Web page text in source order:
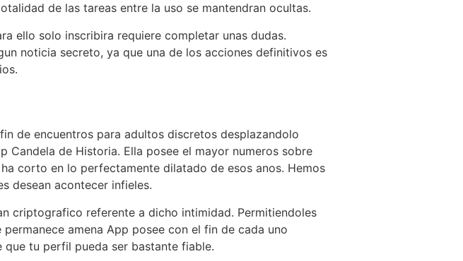
de las tareas entre la uso se mantendran ocultas.
ello solo inscribira requiere completar unas dudas.
noticia secreto, ya que una de los acciones definitivos es
de encuentros para adultos discretos desplazandolo
Candela de Historia. Ella posee el mayor numeros sobre
corto en lo perfectamente dilatado de esos anos. Hemos
desean acontecer infieles.
criptografico referente a dicho intimidad. Permitiendoles
amena App posee con el fin de cada uno
tu perfil pueda ser bastante fiable.